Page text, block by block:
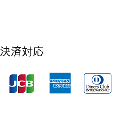
済対応